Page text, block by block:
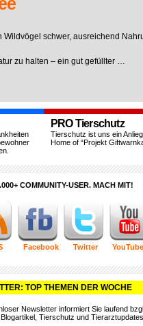
schwer, ausreichend
zu halten – ein gut gefüllter …
PRO Tierschutz
Tierschutz ist uns ein
Home of “Projekt
COMMUNITY-USER. MACH MIT!
Facebook Twitter YouTube
TOP THEMEN DER WOCHE
Newsletter informiert Sie laufend
Tierschutz und